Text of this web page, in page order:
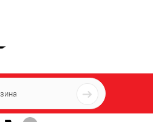
+7 (939) 716-10-06
пн-пт 7:00-16:00 МСК